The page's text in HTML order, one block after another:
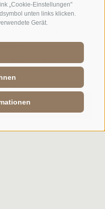
„Cookie-Einstellungen"
unten links klicken.
Gerät.
BUCHEN
Rittner Horn
Herrlicher
bei der ...